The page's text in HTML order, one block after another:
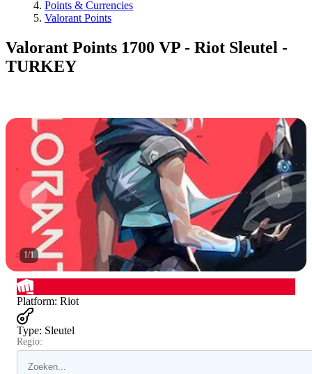
Points & Currencies
Valorant Points
Valorant Points 1700 VP - Riot Sleutel -
TURKEY
1/1
Platform: Riot
Type: Sleutel
Regio: